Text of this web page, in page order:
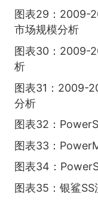
图表29：2009-
市场规模分析
图表30：2009-
析
图表31：2009-
分析
图表32：
图表33：
图表34：
图表35：银鲨